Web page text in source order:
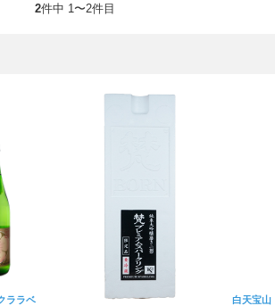
2件中 1〜2件目
ララベ
白天宝山